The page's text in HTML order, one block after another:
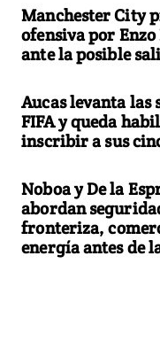
Manchester City
ofensiva por Enzo
ante la posible
Aucas levanta las
FIFA y queda
inscribir a sus
Noboa y De la
abordan
fronteriza,
energía antes de